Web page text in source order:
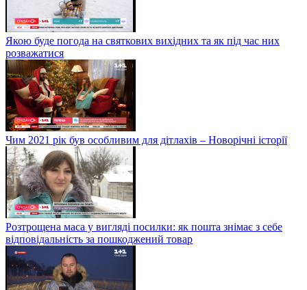
Якою буде погода на святкових вихідних та як під час них
розважатися
Чим 2021 рік був особливим для дітлахів – Новорічні історії
Розтрощена маса у вигляді посилки: як пошта знімає з себе
відповідальність за пошкоджений товар